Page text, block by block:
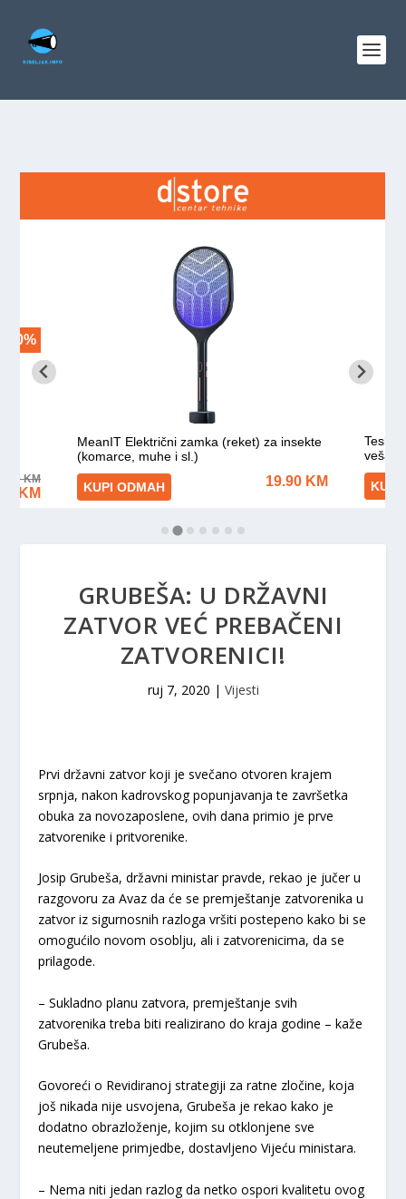
GRUBEŠA: U DRŽAVNI
ZATVOR VEĆ PREBAČENI
ZATVORENICI!
ruj 7, 2020 | Vijesti
Prvi državni zatvor koji je svečano otvoren krajem
srpnja, nakon kadrovskog popunjavanja te završetka
obuka za novozaposlene, ovih dana primio je prve
zatvorenike i pritvorenike.
Josip Grubeša, državni ministar pravde, rekao je jučer u
razgovoru za Avaz da će se premještanje zatvorenika u
zatvor iz sigurnosnih razloga vršiti postepeno kako bi se
omogućilo novom osoblju, ali i zatvorenicima, da se
prilagode.
– Sukladno planu zatvora, premještanje svih
zatvorenika treba biti realizirano do kraja godine – kaže
Grubeša.
Govoreći o Revidiranoj strategiji za ratne zločine, koja
još nikada nije usvojena, Grubeša je rekao kako je
dodatno obrazloženje, kojim su otklonjene sve
neutemeljene primjedbe, dostavljeno Vijeću ministara.
– Nema niti jedan razlog da netko ospori kvalitetu ovog